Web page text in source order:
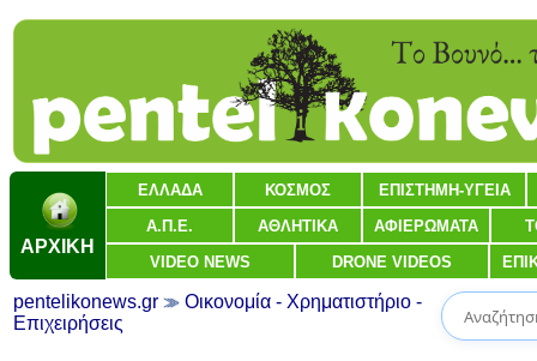
ΑΡΧΙΚΗ
ΕΛΛΑΔΑ ΚΟΣΜΟΣ ΕΠΙΣΤΗΜΗ-ΥΓΕΙΑ
Α.Π.Ε. ΑΘΛΗΤΙΚΑ ΑΦΙΕΡΩΜΑΤΑ
VIDEO NEWS DRONE VIDEOS
pentelikonews.gr
Οικονομία - Χρηματιστήριο -
Επιχειρήσεις